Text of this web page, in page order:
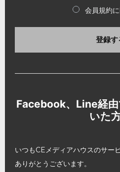
会員規約
登録す
Facebook、Line経
いた
いつもCEメディアハウスのサー
ありがとうございます。